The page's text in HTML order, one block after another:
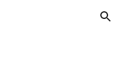
Skip to navigation